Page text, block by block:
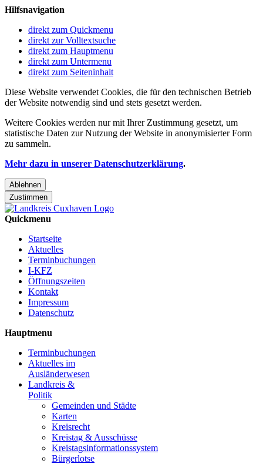
Hilfsnavigation
direkt zum Quickmenu
direkt zur Volltextsuche
direkt zum Hauptmenu
direkt zum Untermenu
direkt zum Seiteninhalt
Diese Website verwendet Cookies, die für den technischen Betrieb
der Website notwendig sind und stets gesetzt werden.
Weitere Cookies werden nur mit Ihrer Zustimmung gesetzt, um
statistische Daten zur Nutzung der Website in anonymisierter Form
zu sammeln.
Mehr dazu in unserer Datenschutzerklärung.
Ablehnen
Zustimmen
Quickmenu
Startseite
Aktuelles
Terminbuchungen
I-KFZ
Öffnungszeiten
Kontakt
Impressum
Datenschutz
Hauptmenu
Terminbuchungen
Aktuelles im
Ausländerwesen
Landkreis &
Politik
Gemeinden und Städte
Karten
Kreisrecht
Kreistag & Ausschüsse
Kreistagsinformationssystem
Bürgerlotse